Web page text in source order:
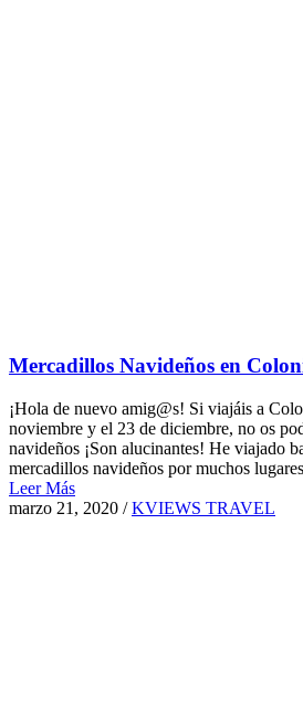
Mercadillos Navideños en
¡Hola de nuevo amig@s! Si viajáis a
noviembre y el 23 de diciembre, no os
navideños ¡Son alucinantes! He viajado
mercadillos navideños por muchos
Leer Más
marzo 21, 2020 /KVIEWS TRAVEL